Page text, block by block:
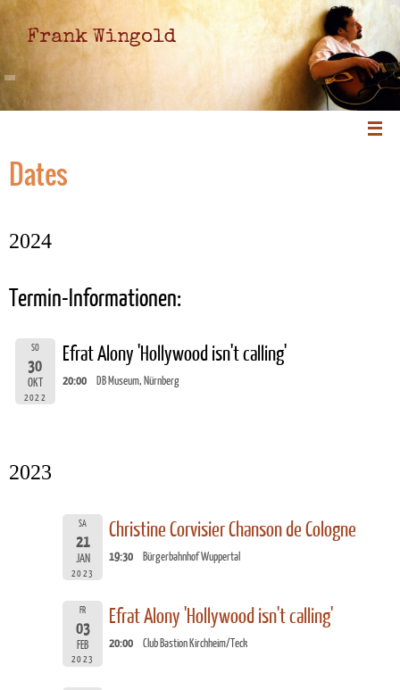
Frank Wingold
Dates
2024
Termin-Informationen:
SO
30
OKT
2022
Efrat Alony 'Hollywood isn't calling'
20:00 DB Museum, Nürnberg
2023
SA
21
JAN
2023
Christine Corvisier Chanson de Cologne
19:30 Bürgerbahnhof Wuppertal
FR
03
FEB
2023
Efrat Alony 'Hollywood isn't calling'
20:00 Club Bastion Kirchheim/Teck